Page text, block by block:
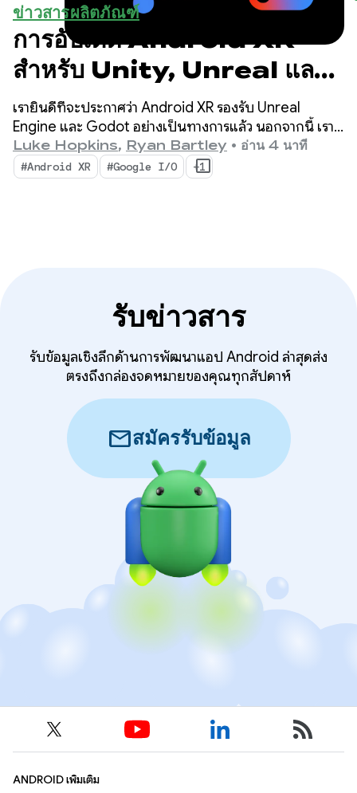
ข่าวสารผลิตภัณฑ์
การอัปเดต Android XR
สำหรับ Unity, Unreal และ
Godot
เรายินดีที่จะประกาศว่า Android XR รองรับ Unreal
Engine และ Godot อย่างเป็นทางการแล้ว นอกจากนี้ เรา
ยังเปิดตัวเครื่องมือใหม่ที่ออกแบบมาเพื่อเพิ่มประสิทธิภาพ
การทำงานและเปิดใช้ความสามารถใหม่ๆ ของ XR ได้แก่
Android XR Engine Hub และ Android XR Interaction
Luke Hopkins, Ryan Bartley • อ่าน 4 นาที
#Android XR #Google I/O +1
รับข่าวสาร
รับข้อมูลเชิงลึกด้านการพัฒนาแอป Android ล่าสุดส่ง
ตรงถึงกล่องจดหมายของคุณทุกสัปดาห์
mailสมัครรับข้อมูล
ANDROID เพิ่มเติม